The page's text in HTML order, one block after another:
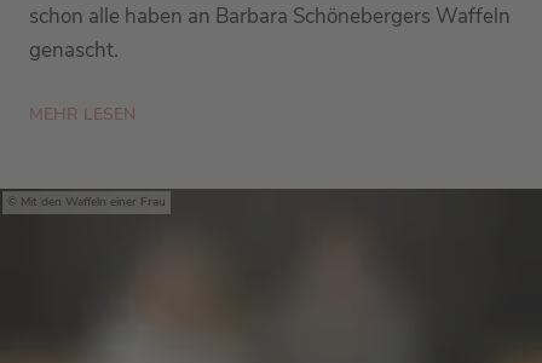
schon alle haben an Barbara Schönebergers Waffeln
genascht.
MEHR LESEN
Mit den Waffeln einer Frau